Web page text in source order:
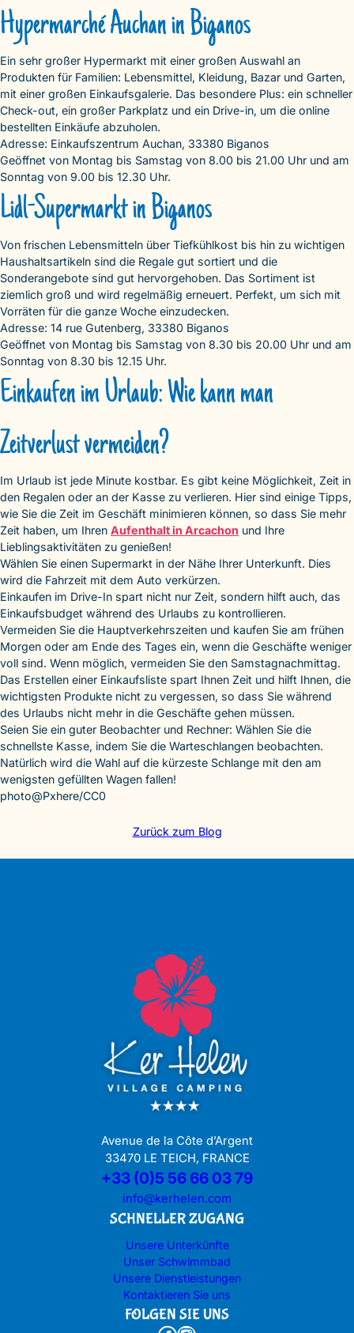
Hypermarché Auchan in Biganos
Ein sehr großer Hypermarkt mit einer großen Auswahl an
Produkten für Familien: Lebensmittel, Kleidung, Bazar und Garten,
mit einer großen Einkaufsgalerie. Das besondere Plus: ein schneller
Check-out, ein großer Parkplatz und ein Drive-in, um die online
bestellten Einkäufe abzuholen.
Adresse: Einkaufszentrum Auchan, 33380 Biganos
Geöffnet von Montag bis Samstag von 8.00 bis 21.00 Uhr und am
Sonntag von 9.00 bis 12.30 Uhr.
Lidl-Supermarkt in Biganos
Von frischen Lebensmitteln über Tiefkühlkost bis hin zu wichtigen
Haushaltsartikeln sind die Regale gut sortiert und die
Sonderangebote sind gut hervorgehoben. Das Sortiment ist
ziemlich groß und wird regelmäßig erneuert. Perfekt, um sich mit
Vorräten für die ganze Woche einzudecken.
Adresse: 14 rue Gutenberg, 33380 Biganos
Geöffnet von Montag bis Samstag von 8.30 bis 20.00 Uhr und am
Sonntag von 8.30 bis 12.15 Uhr.
Einkaufen im Urlaub: Wie kann man
Zeitverlust vermeiden?
Im Urlaub ist jede Minute kostbar. Es gibt keine Möglichkeit, Zeit in
den Regalen oder an der Kasse zu verlieren. Hier sind einige Tipps,
wie Sie die Zeit im Geschäft minimieren können, so dass Sie mehr
Zeit haben, um Ihren Aufenthalt in Arcachon und Ihre
Lieblingsaktivitäten zu genießen!
Wählen Sie einen Supermarkt in der Nähe Ihrer Unterkunft. Dies
wird die Fahrzeit mit dem Auto verkürzen.
Einkaufen im Drive-In spart nicht nur Zeit, sondern hilft auch, das
Einkaufsbudget während des Urlaubs zu kontrollieren.
Vermeiden Sie die Hauptverkehrszeiten und kaufen Sie am frühen
Morgen oder am Ende des Tages ein, wenn die Geschäfte weniger
voll sind. Wenn möglich, vermeiden Sie den Samstagnachmittag.
Das Erstellen einer Einkaufsliste spart Ihnen Zeit und hilft Ihnen, die
wichtigsten Produkte nicht zu vergessen, so dass Sie während
des Urlaubs nicht mehr in die Geschäfte gehen müssen.
Seien Sie ein guter Beobachter und Rechner: Wählen Sie die
schnellste Kasse, indem Sie die Warteschlangen beobachten.
Natürlich wird die Wahl auf die kürzeste Schlange mit den am
wenigsten gefüllten Wagen fallen!
photo@Pxhere/CC0
Zurück zum Blog
Avenue de la Côte d’Argent
33470 LE TEICH, FRANCE
+33 (0)5 56 66 03 79
info@kerhelen.com
SCHNELLER ZUGANG
Unsere Unterkünfte
Unser Schwimmbad
Unsere Dienstleistungen
Kontaktieren Sie uns
FOLGEN SIE UNS